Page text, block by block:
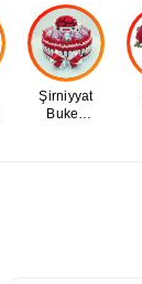
Şirniyyat
Buket,